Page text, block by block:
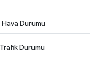
Hava Durumu
Trafik Durumu